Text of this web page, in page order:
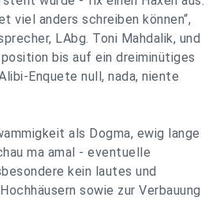
viel anders schreiben können“,
LAbg. Toni Mahdalik, und
bis auf ein dreiminütiges
Enquete null, nada, niente
als Dogma, ewig lange
ma amal - eventuelle
kein lautes und
sowie zur Verbauung